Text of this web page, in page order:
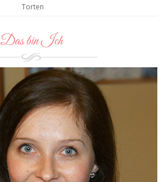
Torten
Das bin Ich